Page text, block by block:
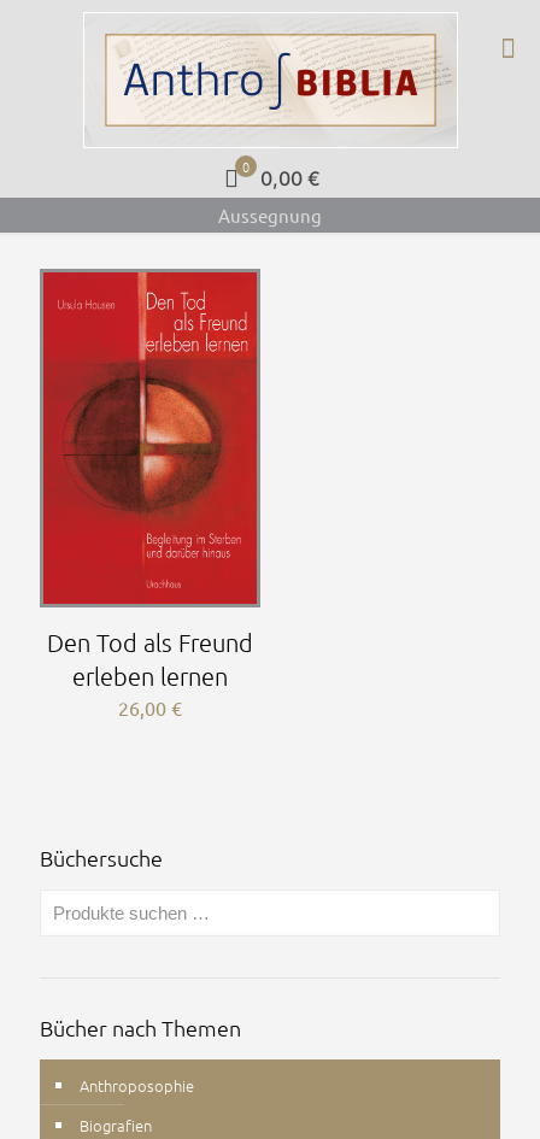
0 0,00 €
Aussegnung
Den Tod als Freund
erleben lernen
26,00€
Büchersuche
Bücher nach Themen
Anthroposophie
Biografien